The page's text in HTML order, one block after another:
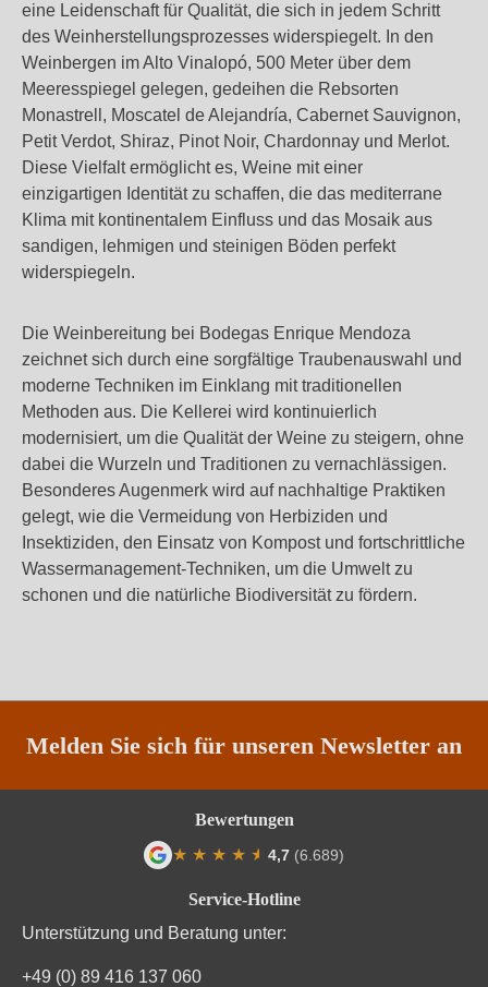
eine Leidenschaft für Qualität, die sich in jedem Schritt
des Weinherstellungsprozesses widerspiegelt. In den
Weinbergen im Alto Vinalopó, 500 Meter über dem
Meeresspiegel gelegen, gedeihen die Rebsorten
Monastrell, Moscatel de Alejandría, Cabernet Sauvignon,
Petit Verdot, Shiraz, Pinot Noir, Chardonnay und Merlot.
Diese Vielfalt ermöglicht es, Weine mit einer
einzigartigen Identität zu schaffen, die das mediterrane
Klima mit kontinentalem Einfluss und das Mosaik aus
sandigen, lehmigen und steinigen Böden perfekt
widerspiegeln.
Die Weinbereitung bei Bodegas Enrique Mendoza
zeichnet sich durch eine sorgfältige Traubenauswahl und
moderne Techniken im Einklang mit traditionellen
Methoden aus. Die Kellerei wird kontinuierlich
modernisiert, um die Qualität der Weine zu steigern, ohne
dabei die Wurzeln und Traditionen zu vernachlässigen.
Besonderes Augenmerk wird auf nachhaltige Praktiken
gelegt, wie die Vermeidung von Herbiziden und
Insektiziden, den Einsatz von Kompost und fortschrittliche
Wassermanagement-Techniken, um die Umwelt zu
schonen und die natürliche Biodiversität zu fördern.
Melden Sie sich für unseren Newsletter an
Service-Hotline
Unterstützung und Beratung unter:
+49 (0) 89 416 137 060
Bewertungen
★ ★ ★ ★ ★
★ 4,7 (6.689)